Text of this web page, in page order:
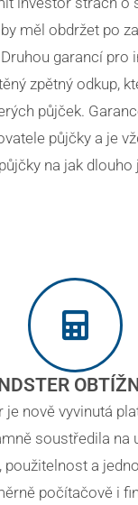
měl obdržet po
garancí pro
zpětný odkup,
půjček.
půjčky a je
půjčky na jak dlouho
je nově vyvinutá
soustředila na
použitelnost a
počítačově i